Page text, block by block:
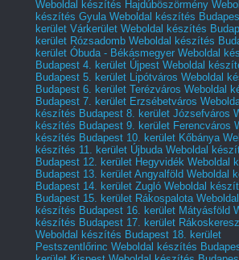
Weboldal készítés Hajdúböszörmény
készítés Gyula Weboldal készítés
kerület Várkerület Weboldal készítés
kerület Rózsadomb Weboldal készítés
kerület Óbuda - Békásmegyer Weboldal
Budapest 4. kerület Újpest Weboldal
Budapest 5. kerület Lipótváros Weboldal
Budapest 6. kerület Terézváros Weboldal
Budapest 7. kerület Erzsébetváros
készítés Budapest 8. kerület Józsefváros
készítés Budapest 9. kerület Ferencváros
készítés Budapest 10. kerület Kőbánya
készítés 11. kerület Újbuda Weboldal
Budapest 12. kerület Hegyvidék Weboldal
Budapest 13. kerület Angyalföld Weboldal
Budapest 14. kerület Zugló Weboldal
Budapest 15. kerület Rákospalota Weboldal
készítés Budapest 16. kerület Mátyásföld
készítés Budapest 17. kerület
Weboldal készítés Budapest 18. kerület
Pestszentlőrinc Weboldal készítés